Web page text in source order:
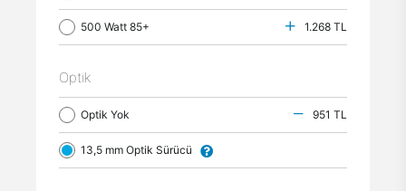
500 Watt 85+ 1.268 TL
Optik
Optik Yok 951 TL
13,5 mm Optik Sürücü